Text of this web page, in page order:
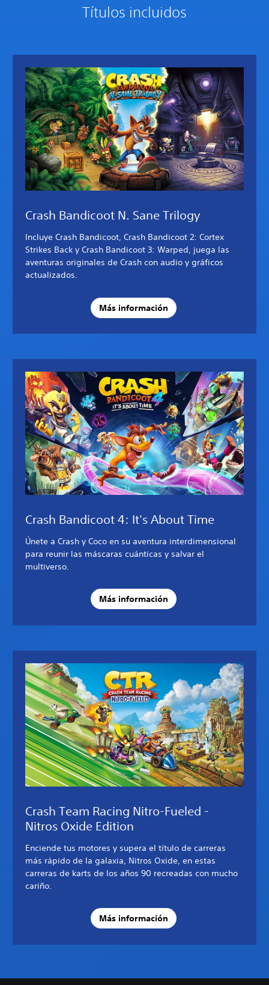
Títulos incluidos
Crash Bandicoot N. Sane Trilogy
Incluye Crash Bandicoot, Crash Bandicoot 2: Cortex
Strikes Back y Crash Bandicoot 3: Warped, juega las
aventuras originales de Crash con audio y gráficos
actualizados.
Más información
Crash Bandicoot 4: It's About Time
Únete a Crash y Coco en su aventura interdimensional
para reunir las máscaras cuánticas y salvar el
multiverso.
Más información
Crash Team Racing Nitro-Fueled -
Nitros Oxide Edition
Enciende tus motores y supera el título de carreras
más rápido de la galaxia, Nitros Oxide, en estas
carreras de karts de los años 90 recreadas con mucho
cariño.
Más información